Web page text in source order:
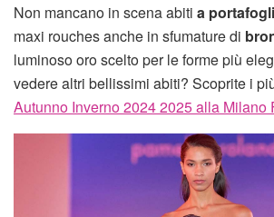
Non mancano in scena abiti a
maxi rouches anche in sfumature di
luminoso oro scelto per le forme più
vedere altri bellissimi abiti? Scoprite i
Autunno Inverno 2024 2025 alla Milano